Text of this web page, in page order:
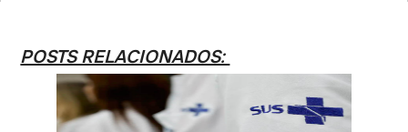
POSTS RELACIONADOS: